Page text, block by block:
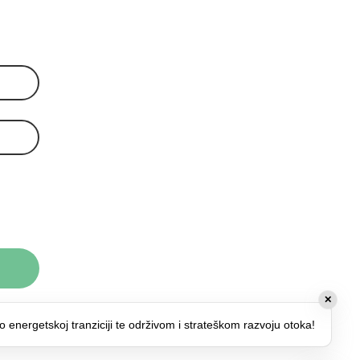
✕
energetskoj tranziciji te održivom i strateškom razvoju otoka!